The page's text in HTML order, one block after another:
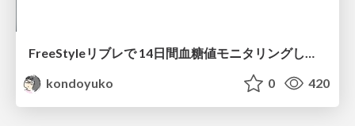
FreeStyleリブレで 14日間血糖値モニタリングしてみた / glucose monitoring using FreeStyle Libre
kondoyuko
0 420